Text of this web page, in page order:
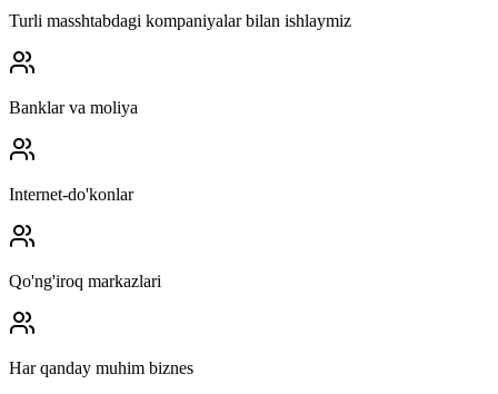
Turli masshtabdagi kompaniyalar bilan ishlaymiz
Banklar va moliya
Internet-do'konlar
Qo'ng'iroq markazlari
Har qanday muhim biznes